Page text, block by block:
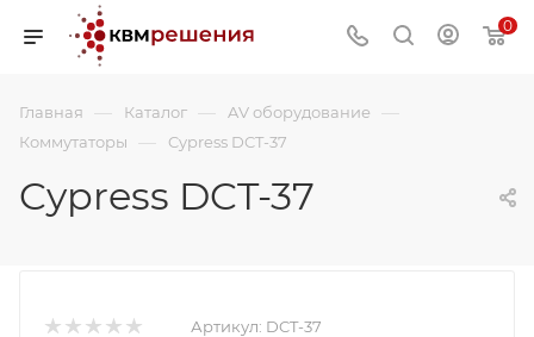
0
Главная — Каталог — AV оборудование —
Коммутаторы — Cypress DCT-37
Cypress DCT-37
Артикул: DCT-37